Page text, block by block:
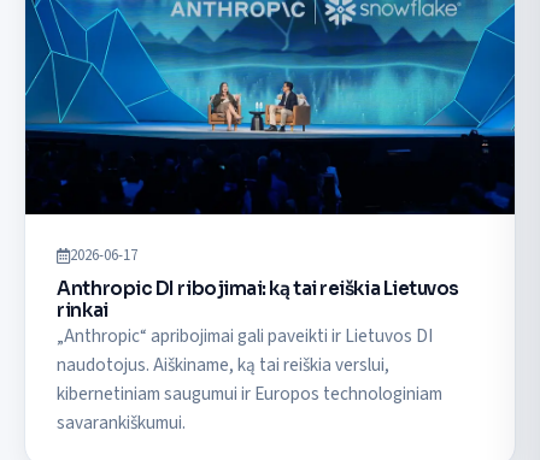
2026-06-17
Anthropic DI ribojimai: ką tai reiškia Lietuvos
rinkai
„Anthropic“ apribojimai gali paveikti ir Lietuvos DI
naudotojus. Aiškiname, ką tai reiškia verslui,
kibernetiniam saugumui ir Europos technologiniam
savarankiškumui.